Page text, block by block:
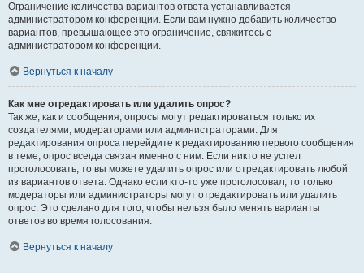
Ограничение количества вариантов ответа устанавливается
администратором конференции. Если вам нужно добавить количество
вариантов, превышающее это ограничение, свяжитесь с
администратором конференции.
Вернуться к началу
Как мне отредактировать или удалить опрос?
Так же, как и сообщения, опросы могут редактироваться только их
создателями, модераторами или администраторами. Для
редактирования опроса перейдите к редактированию первого сообщения
в теме; опрос всегда связан именно с ним. Если никто не успел
проголосовать, то вы можете удалить опрос или отредактировать любой
из вариантов ответа. Однако если кто-то уже проголосовал, то только
модераторы или администраторы могут отредактировать или удалить
опрос. Это сделано для того, чтобы нельзя было менять варианты
ответов во время голосования.
Вернуться к началу